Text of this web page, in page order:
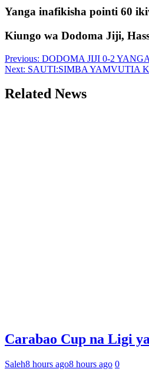
Yanga inafikisha pointi 60
Kiungo wa Dodoma Jiji,
Post
navigation
Previous: DODOMA JIJI 0-2
Next: SAUTI:SIMBA YAMVUTIA
Related News
Carabao Cup na Ligi
Saleh8 hours ago8 hours ago 0